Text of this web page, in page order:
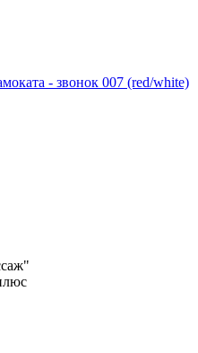
- звонок 007 (red/white)